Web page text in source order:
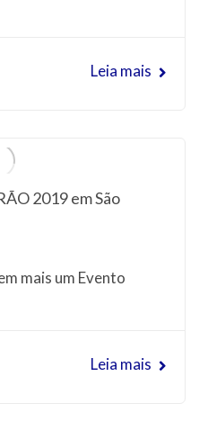
Leia mais
2019 em São
mais um Evento
Leia mais